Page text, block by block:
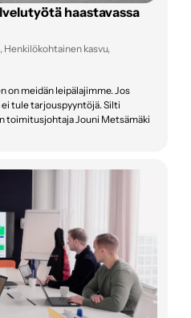
haastavassa
kasvu,
on meidän leipälajimme. Jos
ei tule tarjouspyyntöjä. Silti
toimitusjohtaja Jouni Metsämäki